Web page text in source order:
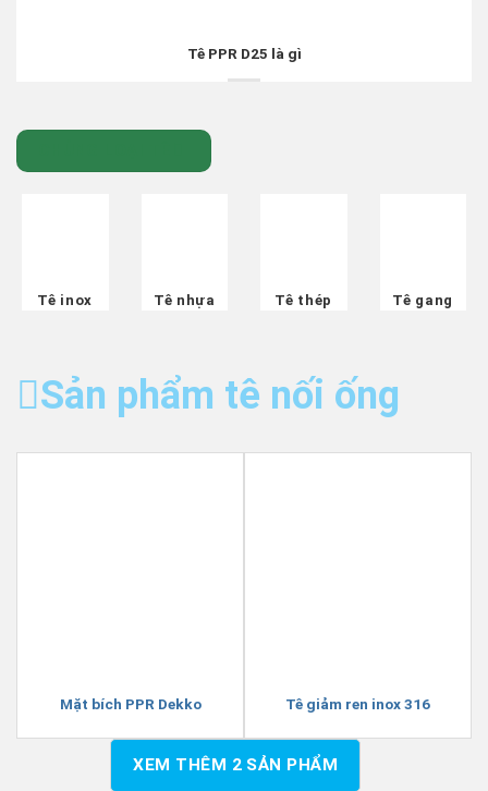
Tê PPR D25 là gì
Tê inox Tê nhựa Tê thép Tê gang
Sản phẩm tê nối ống
Mặt bích PPR Dekko Tê giảm ren inox 316
XEM THÊM 2SẢN PHẨM